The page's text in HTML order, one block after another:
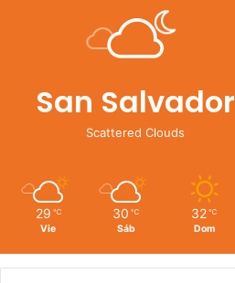
San Salvador
Scattered Clouds
29 ℃
Vie
30 ℃
Sáb
32 ℃
Dom